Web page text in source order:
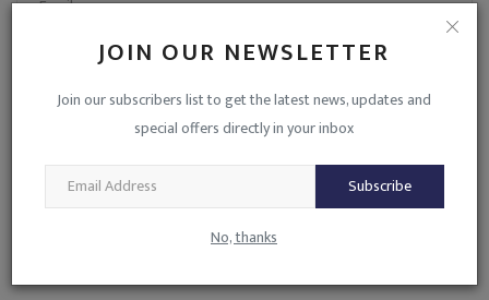
JOIN OUR NEWSLETTER
Join our subscribers list to get the latest news, updates and
special offers directly in your inbox
Subscribe
No, thanks